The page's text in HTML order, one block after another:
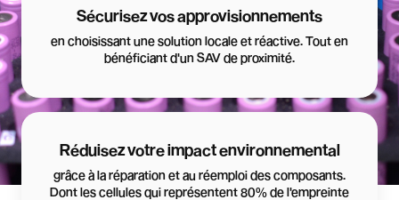
Sécurisez vos approvisionnements
en choisissant une solution locale et réactive. Tout en
bénéficiant d'un SAV de proximité.
Réduisez votre impact environnemental
grâce à la réparation et au réemploi des composants.
Dont les cellules qui représentent 80% de l'empreinte